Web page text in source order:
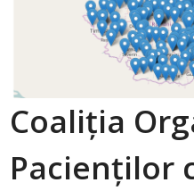
Coaliția
Pacienților